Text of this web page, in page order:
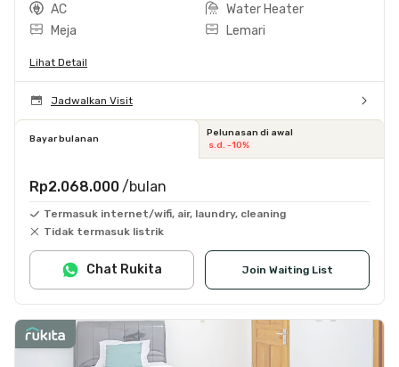
AC
Water Heater
Meja
Lemari
Lihat Detail
Jadwalkan Visit
Bayar bulanan
Pelunasan di awal
s.d. -10%
Rp2.068.000 /bulan
Termasuk internet/wifi, air, laundry, cleaning
Tidak termasuk listrik
Join Waiting List
Chat Rukita